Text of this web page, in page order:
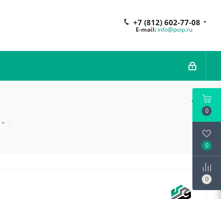
+7 (812) 602-77-08
E-mail: info@poip.ru
-
0
0
0